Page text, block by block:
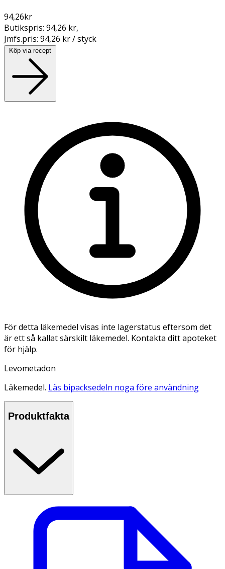
94,26kr
Butikspris: 94,26 kr,
Jmfs.pris: 94,26 kr / styck
Köp via recept
För detta läkemedel visas inte lagerstatus eftersom det
är ett så kallat särskilt läkemedel. Kontakta ditt apoteket
för hjälp.
Levometadon
Läkemedel. Läs bipacksedeln noga före användning
Produktfakta